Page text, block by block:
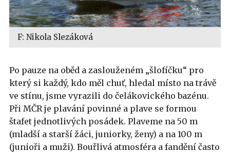
F: Nikola Slezáková
Po pauze na oběd a zaslouženém „šlofíčku“ pro
který si každý, kdo měl chuť, hledal místo na trávě
ve stínu, jsme vyrazili do čelákovického bazénu.
Při MČR je plavání povinné a plave se formou
štafet jednotlivých posádek. Plaveme na 50 m
(mladší a starší žáci, juniorky, ženy) a na 100 m
(junioři a muži). Bouřlivá atmosféra a fandění často